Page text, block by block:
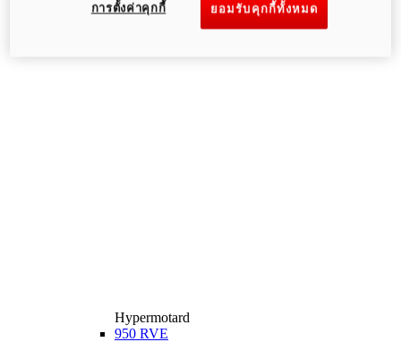
Hypermotard
950 RVE
ยอมรับคุกกี้ทั้งหมด
การตั้งค่าคุกกี้